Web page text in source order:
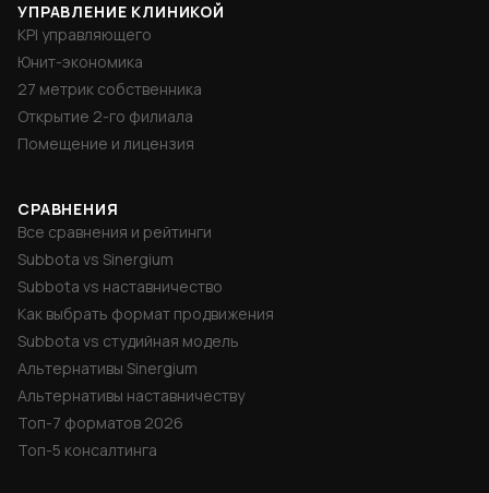
УПРАВЛЕНИЕ КЛИНИКОЙ
KPI управляющего
Юнит-экономика
27 метрик собственника
Открытие 2-го филиала
Помещение и лицензия
СРАВНЕНИЯ
Все сравнения и рейтинги
Subbota vs Sinergium
Subbota vs наставничество
Как выбрать формат продвижения
Subbota vs студийная модель
Альтернативы Sinergium
Альтернативы наставничеству
Топ-7 форматов 2026
Топ-5 консалтинга